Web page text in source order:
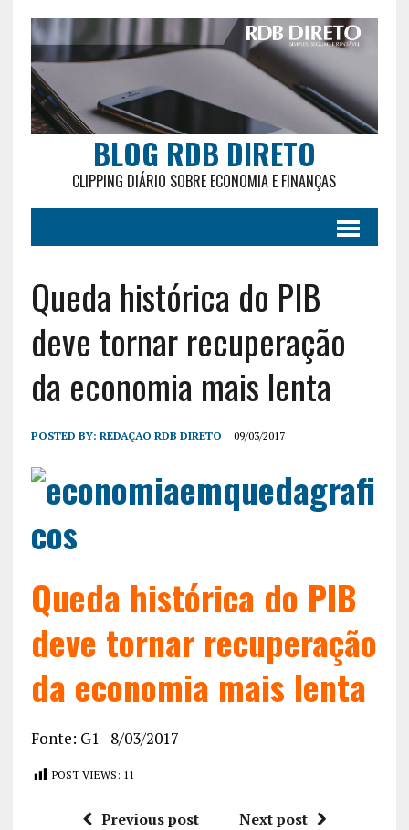
BLOG RDB DIRETO
CLIPPING DIÁRIO SOBRE ECONOMIA E FINANÇAS
Queda histórica do PIB
deve tornar recuperação
da economia mais lenta
POSTED BY: REDAÇÃO RDB DIRETO 09/03/2017
Queda histórica do PIB
deve tornar recuperação
da economia mais lenta
Fonte: G1 8/03/2017
POST VIEWS: 11
Previous post Next post